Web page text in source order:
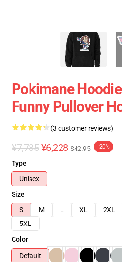
Pokimane
Funny Pullover
(3 customer reviews)
¥7,785 ¥6,228 $42.95 -20%
Type
Unisex
Size
S
M L XL 2XL
5XL
Color
Default